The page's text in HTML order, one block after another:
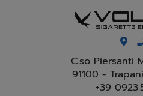
C.so Piersanti
91100 -
+39